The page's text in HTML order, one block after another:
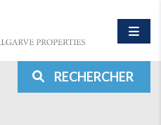
RECHERCHER